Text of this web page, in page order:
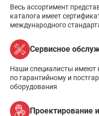
Весь ассортимент
каталога имеет
международного
Сервисное
Наши специалисты имеют
по гарантийному и
оборудования
Проектирование